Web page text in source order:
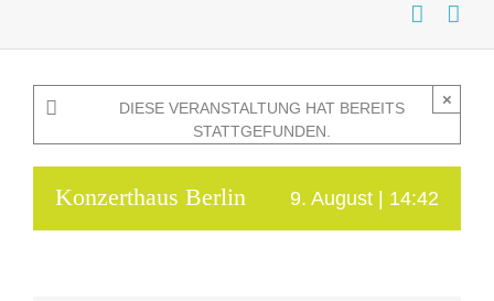
DIESE VERANSTALTUNG HAT BEREITS
STATTGEFUNDEN.
×
Konzerthaus Berlin 9. August | 14:42